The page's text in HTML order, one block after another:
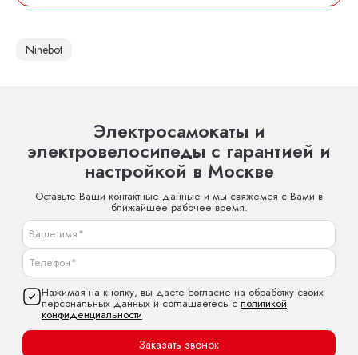
Ninebot
Электросамокаты и
электровелосипеды с гарантией и
настройкой в Москве
Оставьте Ваши контактные данные и мы свяжемся с Вами в
ближайшее рабочее время.
Нажимая на кнопку, вы даете согласие на обработку своих
персональных данных и соглашаетесь с политикой
конфиденциальности
Заказать звонок